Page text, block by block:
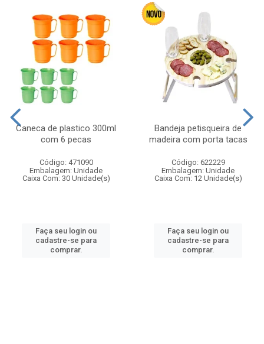
Caneca de plastico 300ml
com 6 pecas
Código: 471090
Embalagem: Unidade
Caixa Com: 30 Unidade(s)
Faça seu login ou
cadastre-se para
comprar.
Bandeja petisqueira de
madeira com porta tacas
Código: 622229
Embalagem: Unidade
Caixa Com: 12 Unidade(s)
Faça seu login ou
cadastre-se para
comprar.